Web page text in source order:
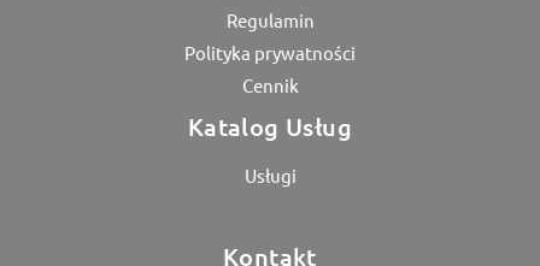
Regulamin
Polityka prywatności
Cennik
Katalog Usług
Usługi
Kontakt